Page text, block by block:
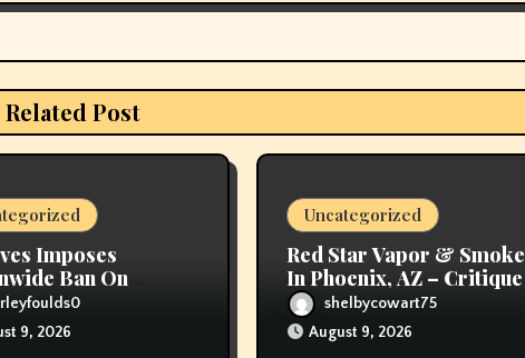
Related Post
Imposes
Ban On
9, 2026
Uncategorized
Red Star Vapor & Smoke
In Phoenix, AZ – Critiques,
Hours, And Speak To
Details
shelbycowart75
August 9, 2026